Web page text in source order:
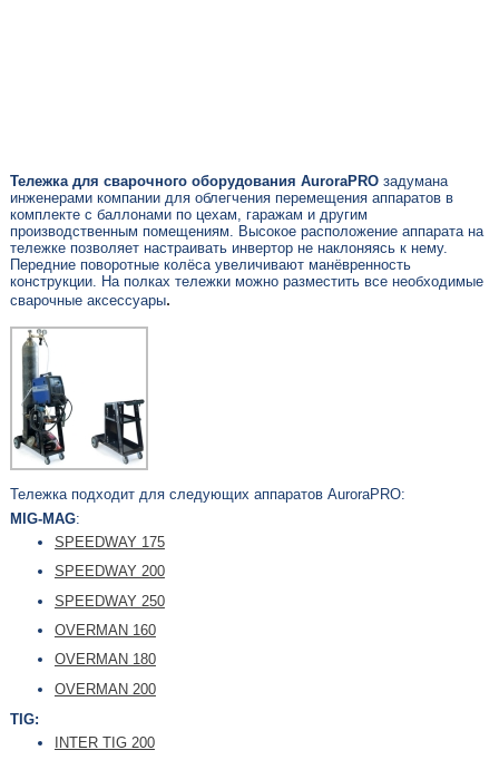
Тележка для сварочного оборудования AuroraPROзадумана
инженерами компании для облегчения перемещения аппаратов в
комплекте с баллонами по цехам, гаражам и другим
производственным помещениям. Высокое расположение аппарата на
тележке позволяет настраивать инвертор не наклоняясь к нему.
Передние поворотные колёса увеличивают манёвренность
конструкции. На полках тележки можно разместить все необходимые
сварочные аксессуары.
Тележка подходит для следующих аппаратов AuroraPRO:
MIG-MAG:
SPEEDWAY 175
SPEEDWAY 200
SPEEDWAY 250
OVERMAN 160
OVERMAN 180
OVERMAN 200
TIG:
INTER TIG 200